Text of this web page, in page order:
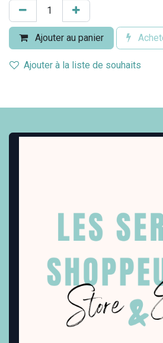
Ajouter au panier
Ajouter à la liste de souhaits